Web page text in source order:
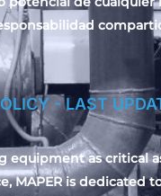
- LAST
as critical
MAPER is